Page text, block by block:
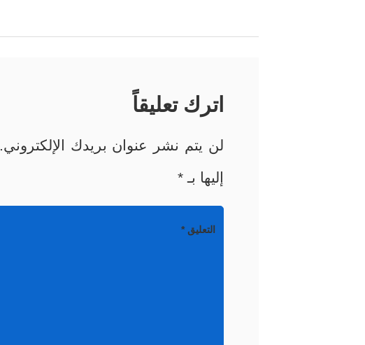
المقالات
اترك تعليقاً
لن يتم نشر عنوان بريدك الإلكتروني.
إليها بـ*
التعليق*